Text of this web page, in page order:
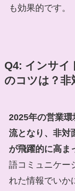
も効果的です。
Q4: インサイ
のコツは？非
2025年の営業
流となり、非対
が飛躍的に高ま
語コミュニケー
れた情報でいか